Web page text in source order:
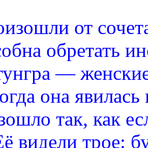
от
обретать
—
она
так, как
видели трое: